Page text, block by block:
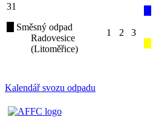
31
Směsný odpad
Radovesice
(Litoměřice)
1 2 3
Kalendář svozu odpadu